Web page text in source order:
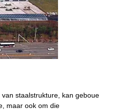
staalstrukture, kan geboue
maar ook om die